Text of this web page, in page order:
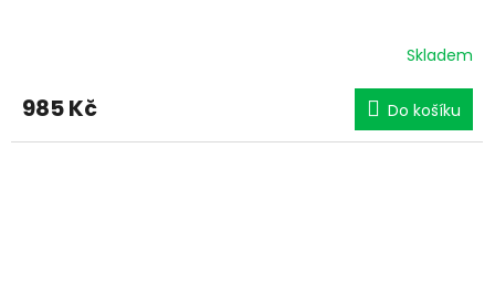
Skladem
985 Kč Do košíku